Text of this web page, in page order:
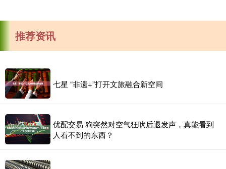
推荐资讯
七星 “非遗+”打开文旅融合新空间
优配交易 狗突然对空气狂吠后退发声，真能看到
人看不到的东西？